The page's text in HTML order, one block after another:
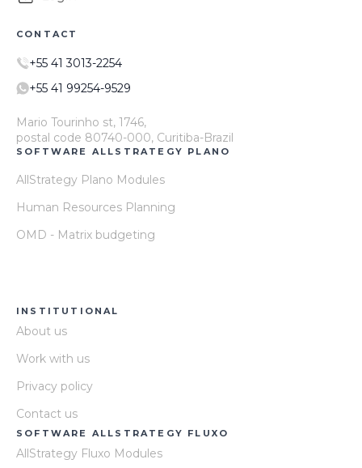
CONTACT
+55 41 3013-2254
+55 41 99254-9529
Mario Tourinho st, 1746,
postal code 80740-000, Curitiba-Brazil
SOFTWARE ALLSTRATEGY PLANO
AllStrategy Plano Modules
Human Resources Planning
OMD - Matrix budgeting
INSTITUTIONAL
About us
Work with us
Privacy policy
Contact us
SOFTWARE ALLSTRATEGY FLUXO
AllStrategy Fluxo Modules